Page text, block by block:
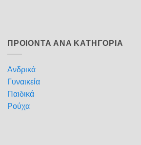
ΠΡΟΙΟΝΤΑ ΑΝΑ ΚΑΤΗΓΟΡΙΑ
Ανδρικά
Γυναικεία
Παιδικά
Ρούχα